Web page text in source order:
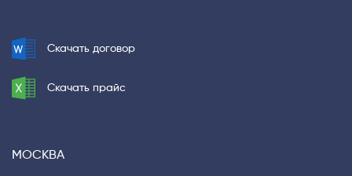
Скачать договор
Скачать прайс
МОСКВА